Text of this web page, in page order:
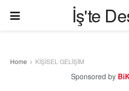
İş'te
Home KİŞİSEL GELİŞİM
Sponsored by